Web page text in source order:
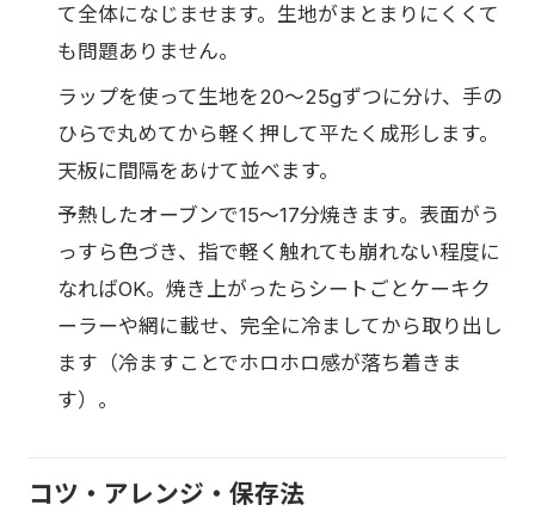
て全体になじませます。生地がまとまりにくくて
も問題ありません。
ラップを使って生地を20〜25gずつに分け、手の
ひらで丸めてから軽く押して平たく成形します。
天板に間隔をあけて並べます。
予熱したオーブンで15〜17分焼きます。表面がう
っすら色づき、指で軽く触れても崩れない程度に
なればOK。焼き上がったらシートごとケーキク
ーラーや網に載せ、完全に冷ましてから取り出し
ます（冷ますことでホロホロ感が落ち着きま
す）。
コツ・アレンジ・保存法